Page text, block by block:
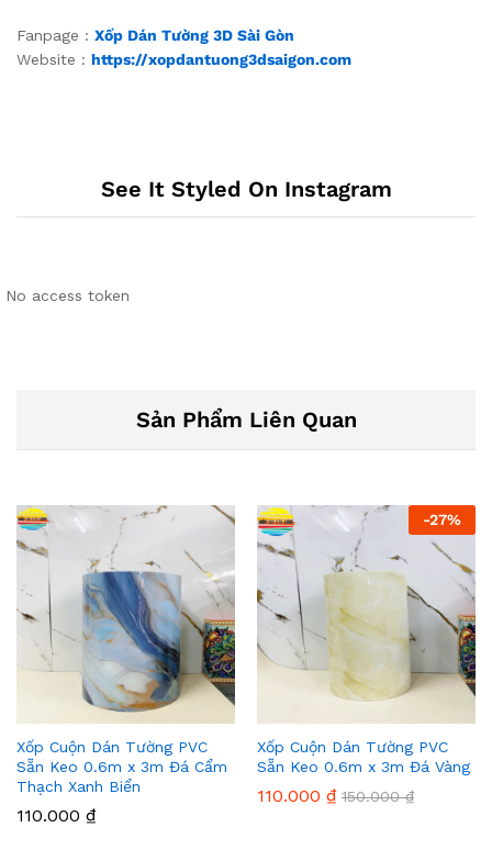
Fanpage : Xốp Dán Tường 3D Sài Gòn
Website : https://xopdantuong3dsaigon.com
See It Styled On Instagram
No access token
Sản Phẩm Liên Quan
Xốp Cuộn Dán Tường PVC
Sẵn Keo 0.6m x 3m Đá Cẩm
Thạch Xanh Biển
110.000 ₫
-27%
Xốp Cuộn Dán Tường PVC
Sẵn Keo 0.6m x 3m Đá Vàng
110.000 ₫ 150.000₫